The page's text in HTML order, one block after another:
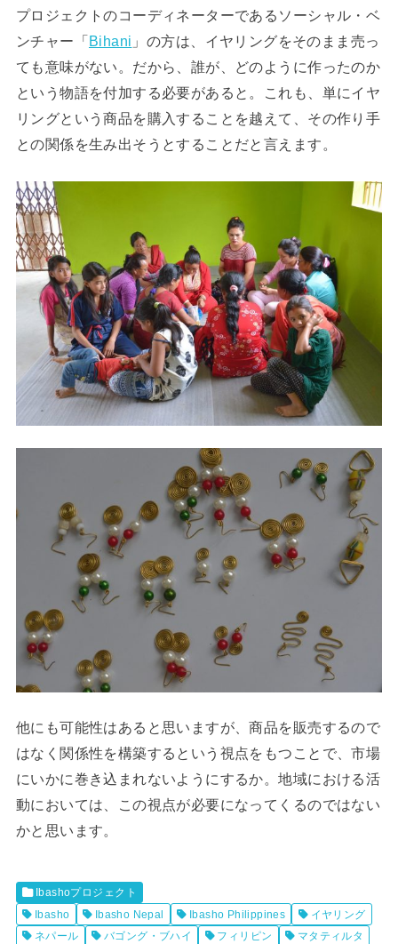
プロジェクトのコーディネーターであるソーシャル・ベ
ンチャー「Bihani 」の方は、イヤリングをそのまま売っ
ても意味がない。だから、誰が、どのように作ったのか
という物語を付加する必要があると。これも、単にイヤ
リングという商品を購入することを越えて、その作り手
との関係を生み出そうとすることだと言えます。
他にも可能性はあると思いますが、商品を販売するので
はなく関係性を構築するという視点をもつことで、市場
にいかに巻き込まれないようにするか。地域における活
動においては、この視点が必要になってくるのではない
かと思います。
Ibashoプロジェクト
Ibasho
Ibasho Nepal Ibasho Philippines
イヤリング
ネパール
バゴング・ブハイ フィリピン
マタティルタ